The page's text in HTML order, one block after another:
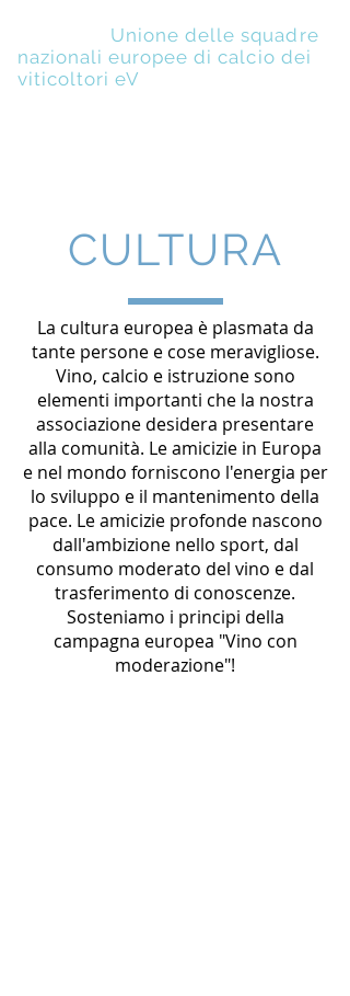
Unione delle squadre
nazionali europee di calcio dei
viticoltori eV
CULTURA
La cultura europea è plasmata da
tante persone e cose meravigliose.
Vino, calcio e istruzione sono
elementi importanti che la nostra
associazione desidera presentare
alla comunità. Le amicizie in Europa
e nel mondo forniscono l'energia per
lo sviluppo e il mantenimento della
pace. Le amicizie profonde nascono
dall'ambizione nello sport, dal
consumo moderato del vino e dal
trasferimento di conoscenze.
Sosteniamo i principi della
campagna europea "Vino con
moderazione"!